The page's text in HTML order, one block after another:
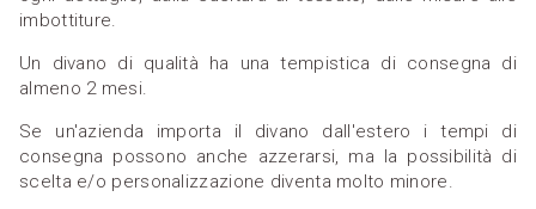
imbottiture.
Un divano di qualità ha una tempistica di consegna di
almeno 2 mesi.
Se un'azienda importa il divano dall'estero i tempi di
consegna possono anche azzerarsi, ma la possibilità di
scelta e/o personalizzazione diventa molto minore.